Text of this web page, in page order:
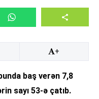
+
baş verən 7,8
sayı 53-ə çatıb.